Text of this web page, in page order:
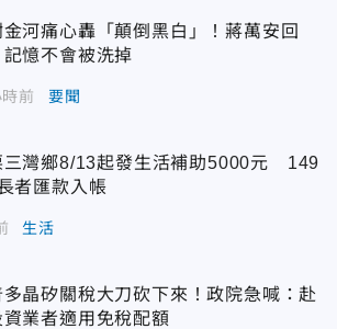
金河痛心轟「顛倒黑白」！蔣萬安回
記憶不會被洗掉
前 要聞
三灣鄉8/13起發生活補助5000元 149
者匯款入帳
生活
多晶矽關稅大刀砍下來！政院急喊：赴
資業者適用免稅配額